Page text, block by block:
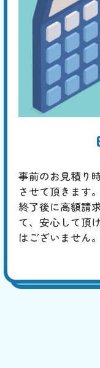
事前のお見積り
させて頂きます
終了後に高額請
て、安心して頂
はございません。